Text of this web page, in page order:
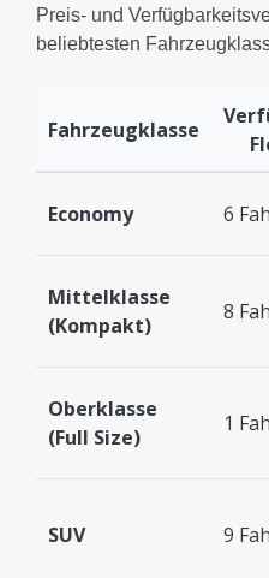
Preis- und
beliebtesten
Fahrzeugklasse
Economy 6
Mittelklasse
(Kompakt)
8
Oberklasse
(Full Size)
1
SUV 9